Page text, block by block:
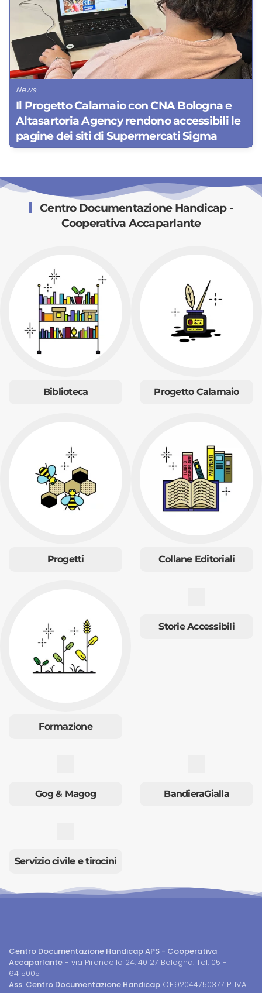
News
Il Progetto Calamaio con CNA Bologna e
Altasartoria Agency rendono accessibili le
pagine dei siti di Supermercati Sigma
Centro Documentazione Handicap -
Cooperativa Accaparlante
Biblioteca Progetto Calamaio
Progetti Collane Editoriali
Formazione
Storie Accessibili
Gog & Magog BandieraGialla
Servizio civile e tirocini
Centro Documentazione Handicap APS - Cooperativa
Accaparlante - via Pirandello 24, 40127 Bologna. Tel: 051-
6415005
Ass. Centro Documentazione Handicap C.F.92044750377 P. IVA